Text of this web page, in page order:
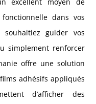
dans vos
souhaitiez guider vos
simplement renforcer
offre une solution
adhésifs appliqués
d’afficher des